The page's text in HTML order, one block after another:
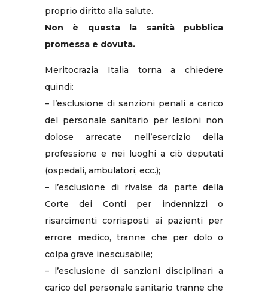
proprio diritto alla salute.
Non è questa la sanità pubblica
promessa e dovuta.
Meritocrazia Italia torna a chiedere
quindi:
– l’esclusione di sanzioni penali a carico
del personale sanitario per lesioni non
dolose arrecate nell’esercizio della
professione e nei luoghi a ciò deputati
(ospedali, ambulatori, ecc.);
– l’esclusione di rivalse da parte della
Corte dei Conti per indennizzi o
risarcimenti corrisposti ai pazienti per
errore medico, tranne che per dolo o
colpa grave inescusabile;
– l’esclusione di sanzioni disciplinari a
carico del personale sanitario tranne che